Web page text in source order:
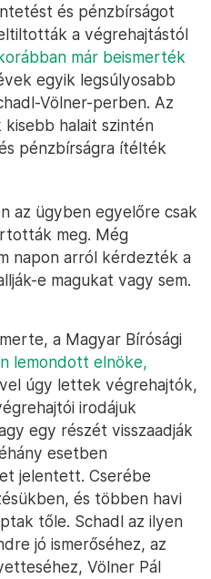
és pénzbírságot
a végrehajtástól
már beismerték
egyik legsúlyosabb
Völner-perben. Az
kisebb halait szintén
pénzbírságra ítélték
az ügyben egyelőre csak
meg. Még
napon arról kérdezték a
e magukat vagy sem.
a Magyar Bírósági
lemondott elnöke,
úgy lettek végrehajtók,
irodájuk
egy részét visszaadják
esetben
jelentett. Cserébe
és többen havi
tőle. Schadl az ilyen
jó ismerőséhez, az
Völner Pál